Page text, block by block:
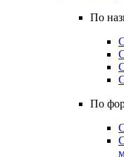
По
По